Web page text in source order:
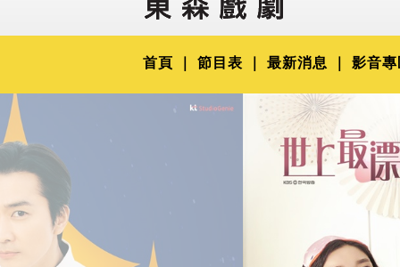
首頁 節目表 最新消息 影音專